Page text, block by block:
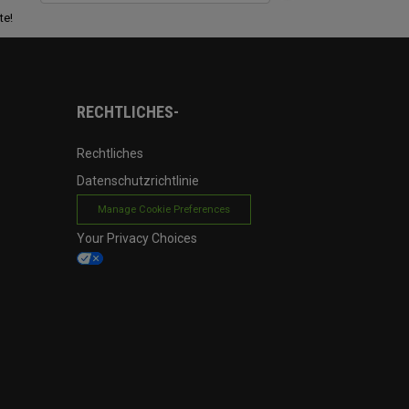
RECHTLICHES-
Rechtliches
Datenschutzrichtlinie
Manage Cookie Preferences
Your Privacy Choices